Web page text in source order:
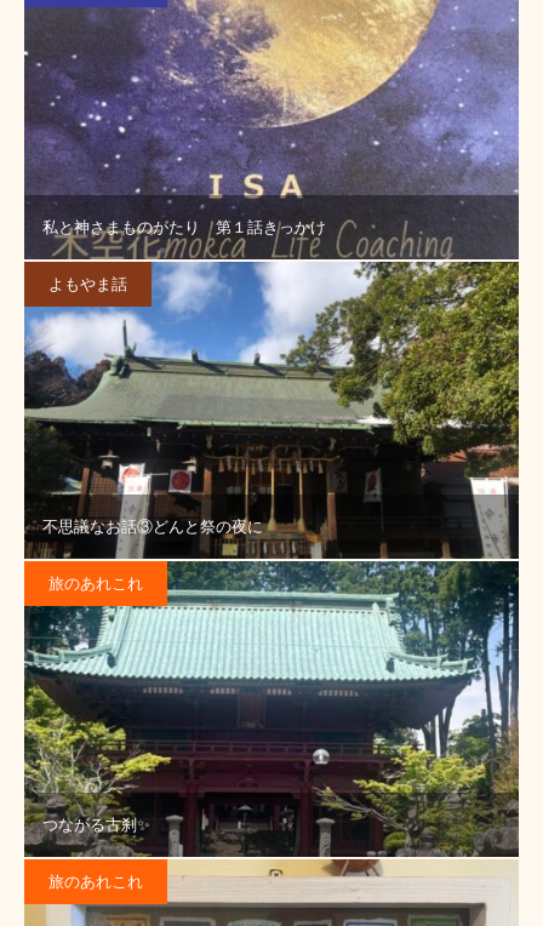
私と神さまものがたり 第１話きっかけ
よもやま話
不思議なお話③どんと祭の夜に
旅のあれこれ
つながる古刹✨
旅のあれこれ